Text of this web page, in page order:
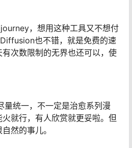
，想用这种工具又不想付
也不错，就是免费的速
次数限制的无界也还可以，使
量统一，不一定是治愈系列漫
就行，有人欣赏就更妥啦。但
然的事儿。